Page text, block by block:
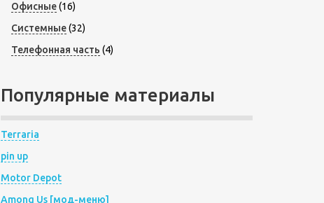
Офисные(16)
Системные(32)
Телефонная часть (4)
Популярные материалы
Terraria
pin up
Motor Depot
Among Us [мод-меню]